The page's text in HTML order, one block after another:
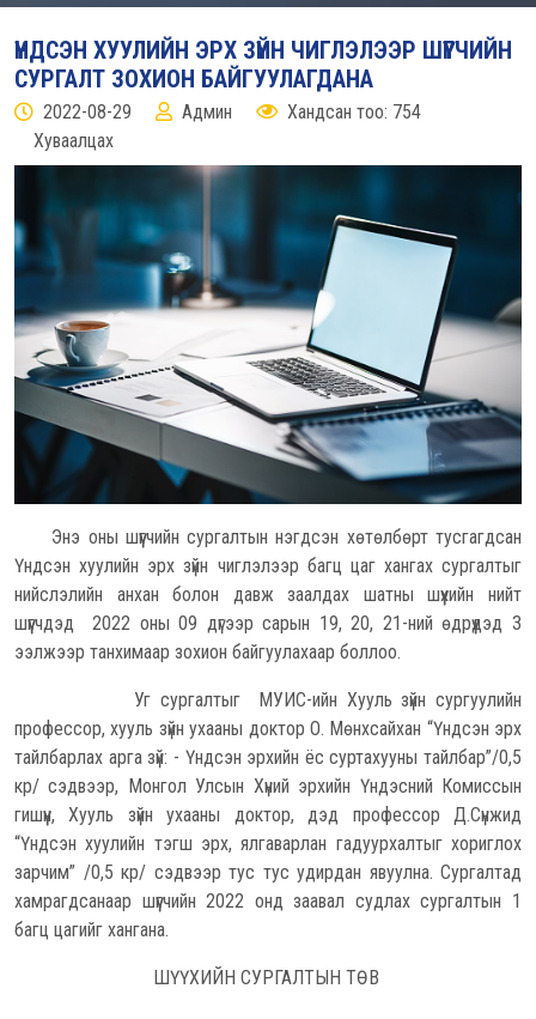
ҮНДСЭН ХУУЛИЙН ЭРХ ЗҮЙН ЧИГЛЭЛЭЭР ШҮҮГЧИЙН
СУРГАЛТ ЗОХИОН БАЙГУУЛАГДАНА
2022-08-29 Админ
Хандсан тоо: 754
Хуваалцах
Энэ оны шүүгчийн сургалтын нэгдсэн хөтөлбөрт тусгагдсан
Үндсэн хуулийн эрх зүйн чиглэлээр багц цаг хангах сургалтыг
нийслэлийн анхан болон давж заалдах шатны шүүхийн нийт
шүүгчдэд 2022 оны 09 дүгээр сарын 19, 20, 21-ний өдрүүдэд 3
ээлжээр танхимаар зохион байгуулахаар боллоо.
Уг сургалтыг МУИС-ийн Хууль зүйн сургуулийн
профессор, хууль зүйн ухааны доктор О. Мөнхсайхан “Үндсэн эрх
тайлбарлах арга зүй: - Үндсэн эрхийн ёс суртахууны тайлбар”/0,5
кр/ сэдвээр, Монгол Улсын Хүний эрхийн Үндэсний Комиссын
гишүүн, Хууль зүйн ухааны доктор, дэд профессор Д.Сүнжид
“Үндсэн хуулийн тэгш эрх, ялгаварлан гадуурхалтыг хориглох
зарчим” /0,5 кр/ сэдвээр тус тус удирдан явуулна. Сургалтад
хамрагдсанаар шүүгчийн 2022 онд заавал судлах сургалтын 1
багц цагийг хангана.
ШҮҮХИЙН СУРГАЛТЫН ТӨВ